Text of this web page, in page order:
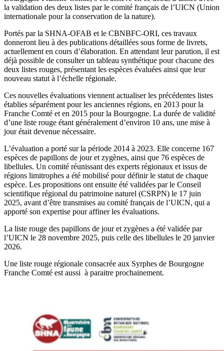
la validation des deux listes par le comité français de l’UICN (Union
internationale pour la conservation de la nature).
Portés par la SHNA-OFAB et le CBNBFC-ORI, ces travaux
donneront lieu à des publications détaillées sous forme de livrets,
actuellement en cours d’élaboration. En attendant leur parution, il est
déjà possible de consulter un tableau synthétique pour chacune des
deux listes rouges, présentant les espèces évaluées ainsi que leur
nouveau statut à l’échelle régionale.
Ces nouvelles évaluations viennent actualiser les précédentes listes
établies séparément pour les anciennes régions, en 2013 pour la
Franche Comté et en 2015 pour la Bourgogne. La durée de validité
d’une liste rouge étant généralement d’environ 10 ans, une mise à
jour était devenue nécessaire.
L’évaluation a porté sur la période 2014 à 2023. Elle concerne 167
espèces de papillons de jour et zygènes, ainsi que 76 espèces de
libellules. Un comité réunissant des experts régionaux et issus de
régions limitrophes a été mobilisé pour définir le statut de chaque
espèce. Les propositions ont ensuite été validées par le Conseil
scientifique régional du patrimoine naturel (CSRPN) le 17 juin
2025, avant d’être transmises au comité français de l’UICN, qui a
apporté son expertise pour affiner les évaluations.
La liste rouge des papillons de jour et zygènes a été validée par
l’UICN le 28 novembre 2025, puis celle des libellules le 20 janvier
2026.
Une liste rouge régionale consacrée aux Syrphes de Bourgogne
Franche Comté est aussi à paraitre prochainement.